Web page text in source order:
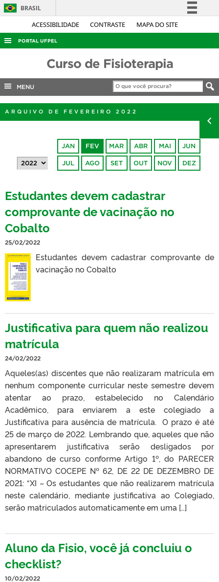
ACESSIBILIDADE CONTRASTE MAPA DO SITE
BRASIL
Simplifique!
Acesso à informação
Legislação
Canais
PORTAL UFPEL
COBALTO
INTERNACIONAL
OUVIDORIA
TELEFONES
Curso de Fisioterapia
MENU
ARQUIVO DE FEVEREIRO 2022
JAN FEV MAR ABR MAI JUN
JUL AGO SET OUT NOV DEZ
Estudantes devem cadastrar
comprovante de vacinação no
Cobalto
25/02/2022
Estudantes devem cadastrar comprovante de
vacinação no Cobalto
Justificativa para quem não realizou
matrícula
24/02/2022
Aqueles(as) discentes que não realizaram matrícula em
nenhum componente curricular neste semestre devem
atentar ao prazo, estabelecido no Calendário
Acadêmico, para enviarem a este colegiado a
Justificativa para ausência de matrícula. O prazo é até
25 de março de 2022. Lembrando que, aqueles que não
apresentarem justificativa serão desligados por
abandono de curso conforme Artigo 1º, do PARECER
NORMATIVO COCEPE Nº 62, DE 22 DE DEZEMBRO DE
2021: “XI – Os estudantes que não realizarem matrícula
neste calendário, mediante justificativa ao Colegiado,
serão matriculados automaticamente em uma […]
Aluno da Fisio, você já concluiu o
checklist?
10/02/2022